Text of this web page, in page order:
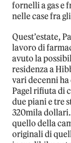
fornelli a gas e
nelle case fra
Quest’estate,
lavoro di
avuto la
residenza a
vari decenni
Pagel rifiuta di
due piani e tre
320mila
quello della
originali di